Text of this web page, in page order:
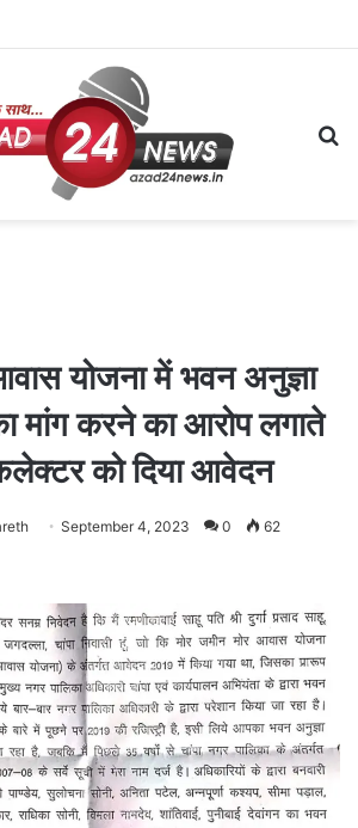
योजना में भवन अनुज्ञा
मांग करने का आरोप लगाते
को दिया आवेदन
September 4, 2023 0 62